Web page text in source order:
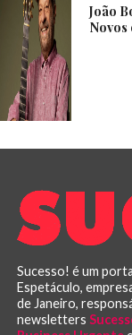
João
Novos
Sucesso! é um
Espetáculo,
de Janeiro,
newsletters